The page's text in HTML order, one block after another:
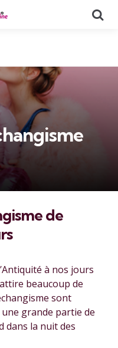
de
à nos jours
beaucoup de
sont
grande partie de
dans la nuit des